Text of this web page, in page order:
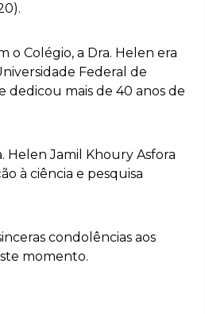
o Colégio, a Dra. Helen era
Federal de
dedicou mais de 40 anos de
Helen Jamil Khoury Asfora
à ciência e pesquisa
condolências aos
momento.